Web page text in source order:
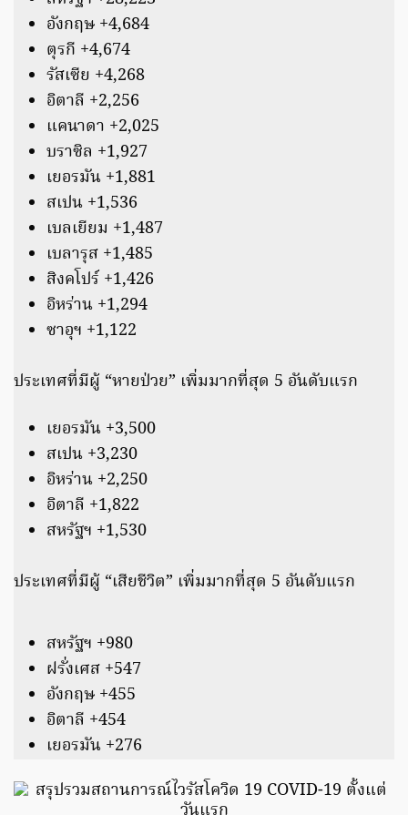
อังกฤษ +4,684
ตุรกี +4,674
รัสเซีย +4,268
อิตาลี +2,256
แคนาดา +2,025
บราซิล +1,927
เยอรมัน +1,881
สเปน +1,536
เบลเยียม +1,487
เบลารุส +1,485
สิงคโปร์ +1,426
อิหร่าน +1,294
ซาอุฯ +1,122
ประเทศที่มีผู้ “หายป่วย” เพิ่มมากที่สุด 5 อันดับแรก
เยอรมัน +3,500
สเปน +3,230
อิหร่าน +2,250
อิตาลี +1,822
สหรัฐฯ +1,530
ประเทศที่มีผู้ “เสียชีวิต” เพิ่มมากที่สุด 5 อันดับแรก
สหรัฐฯ +980
ฝรั่งเศส +547
อังกฤษ +455
อิตาลี +454
เยอรมัน +276